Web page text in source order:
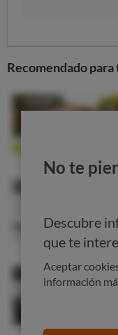
Recomendado para
No te
Descubre
que te
Aceptar
información